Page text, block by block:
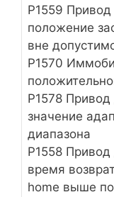
P1559 Привод
положение
вне
Р1570
Р1578 Привод
значение
диапазона
Р1558 Привод
время
home выше